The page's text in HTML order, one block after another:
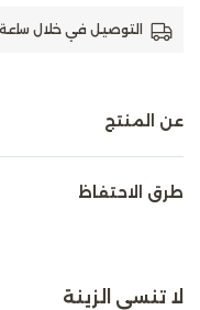
التوصيل في خلال
عن المنتج
طرق الاحتفاظ
لا تنسي الزينة